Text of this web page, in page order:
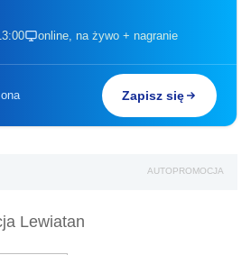
online, na żywo + nagranie
Zapisz się
AUTOPROMOCJA
Lewiatan